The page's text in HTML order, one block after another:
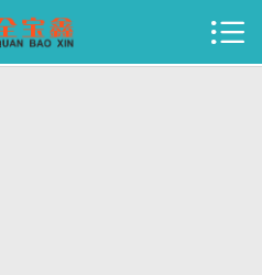
